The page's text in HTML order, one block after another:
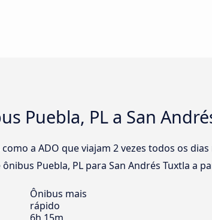
Puebla, PL a San
a ADO que viajam 2 vezes todos os
Puebla, PL para San Andrés Tuxtla a
Ônibus mais
rápido